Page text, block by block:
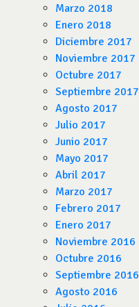
Marzo 2018
Enero 2018
Diciembre 2017
Noviembre 2017
Octubre 2017
Septiembre 2017
Agosto 2017
Julio 2017
Junio 2017
Mayo 2017
Abril 2017
Marzo 2017
Febrero 2017
Enero 2017
Noviembre 2016
Octubre 2016
Septiembre 2016
Agosto 2016